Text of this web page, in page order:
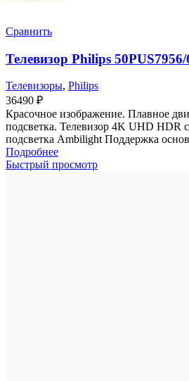
Сравнить
Телевизор Philips 50PUS7956/
Телевизоры, Philips
36490 ₽
Красочное изображение. Плавное
подсветка. Телевизор 4K UHD HDR
подсветка Ambilight Поддержка
Подробнее
Быстрый просмотр